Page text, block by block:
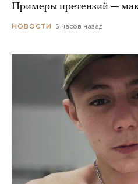
Примеры претензий —
НОВОСТИ 5 часов назад